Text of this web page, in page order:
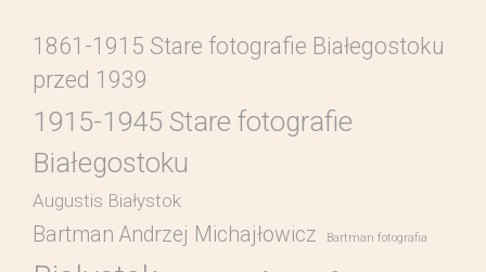
1861-1915 Stare fotografie Białegostoku
przed 1939
1915-1945 Stare fotografie
Białegostoku
Augustis Białystok
Bartman Andrzej Michajłowicz Bartman fotografia